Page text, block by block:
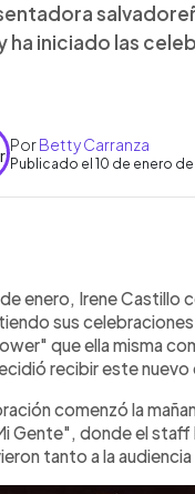
ha iniciado las
PorBetty Carranza
Publicado el 10 de enero
► Escuchar artículo
enero, Irene Castillo
sus
que ella misma
recibir este nuevo
comenzó la
Gente", donde el
tanto a la